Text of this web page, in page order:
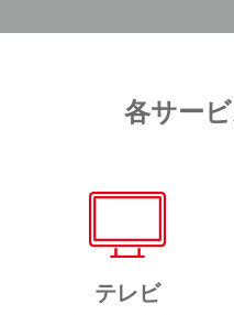
各サー
テレビ